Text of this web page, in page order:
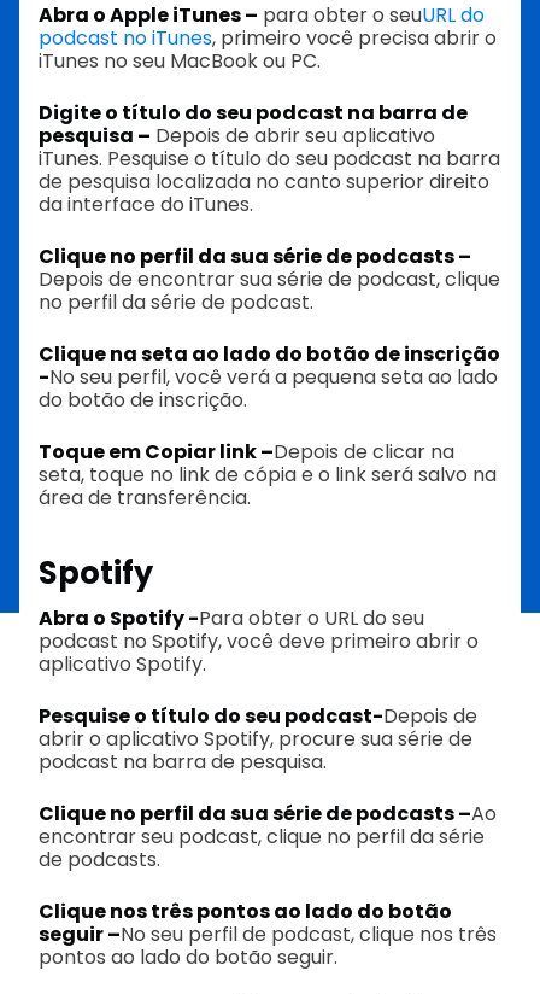
Abra o Apple iTunes – para obter o seuURL do
podcast no iTunes, primeiro você precisa abrir o
iTunes no seu MacBook ou PC.
Digite o título do seu podcast na barra de
pesquisa – Depois de abrir seu aplicativo
iTunes. Pesquise o título do seu podcast na barra
de pesquisa localizada no canto superior direito
da interface do iTunes.
Clique no perfil da sua série de podcasts –
Depois de encontrar sua série de podcast, clique
no perfil da série de podcast.
Clique na seta ao lado do botão de inscrição
-No seu perfil, você verá a pequena seta ao lado
do botão de inscrição.
Toque em Copiar link –Depois de clicar na
seta, toque no link de cópia e o link será salvo na
área de transferência.
Spotify
Abra o Spotify -Para obter o URL do seu
podcast no Spotify, você deve primeiro abrir o
aplicativo Spotify.
Pesquise o título do seu podcast-Depois de
abrir o aplicativo Spotify, procure sua série de
podcast na barra de pesquisa.
Clique no perfil da sua série de podcasts –Ao
encontrar seu podcast, clique no perfil da série
de podcasts.
Clique nos três pontos ao lado do botão
seguir –No seu perfil de podcast, clique nos três
pontos ao lado do botão seguir.